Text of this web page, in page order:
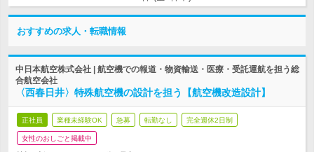
おすすめの求人・転職情報
中日本航空株式会社 | 航空機での報道・物資輸送・医療・受託運航を担う総
合航空会社
〈西春日井〉特殊航空機の設計を担う【航空機改造設計】
正社員 業種未経験OK 急募 転勤なし 完全週休2日制
女性のおしごと掲載中